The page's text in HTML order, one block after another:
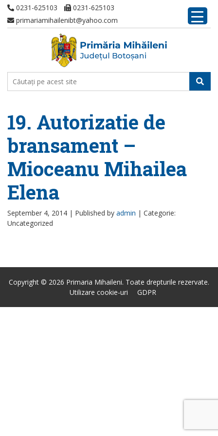
0231-625103
0231-625103
primariamihailenibt@yahoo.com
19. Autorizatie de
bransament –
Mioceanu Mihailea
Elena
September 4, 2014 | Published by admin | Categorie:
Uncategorized
Copyright © 2026 Primaria Mihaileni. Toate drepturile rezervate.
Utilizare cookie-uri
GDPR